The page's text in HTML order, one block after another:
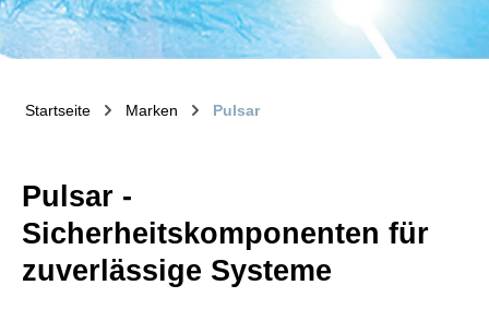
Startseite Marken Pulsar
Pulsar -
Sicherheitskomponenten für
zuverlässige Systeme